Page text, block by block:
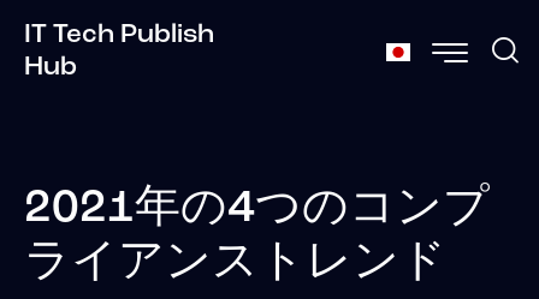
IT Tech Publish
Hub
2021年の4つのコンプ
ライアンストレンド